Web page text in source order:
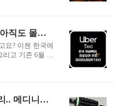
정리글 바로
마지막 날 울
간 이유는 라
은 제가 직접
사 예약 방법, 좌
타이밍까지전부
[2025 연말까지 연장!] 📢 아직도 몰라? 우버 택시 할인코드 유효기간 연장! 2025년 12월 31일까지
요? 이젠 한국에
고 기존 6월 30
모션이✨2025
? 네, 맞습니다!
하루종일 붓고 뭉치는 다리.. 메디니스 셀룰라 자동룰러로 해결!!